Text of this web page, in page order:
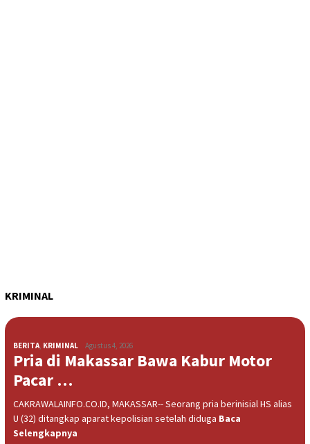
KRIMINAL
BERITA, KRIMINAL Agustus 4, 2026
Pria di Makassar Bawa Kabur Motor
Pacar …
CAKRAWALAINFO.CO.ID, MAKASSAR-- Seorang pria berinisial HS alias
U (32) ditangkap aparat kepolisian setelah diduga Baca
Selengkapnya